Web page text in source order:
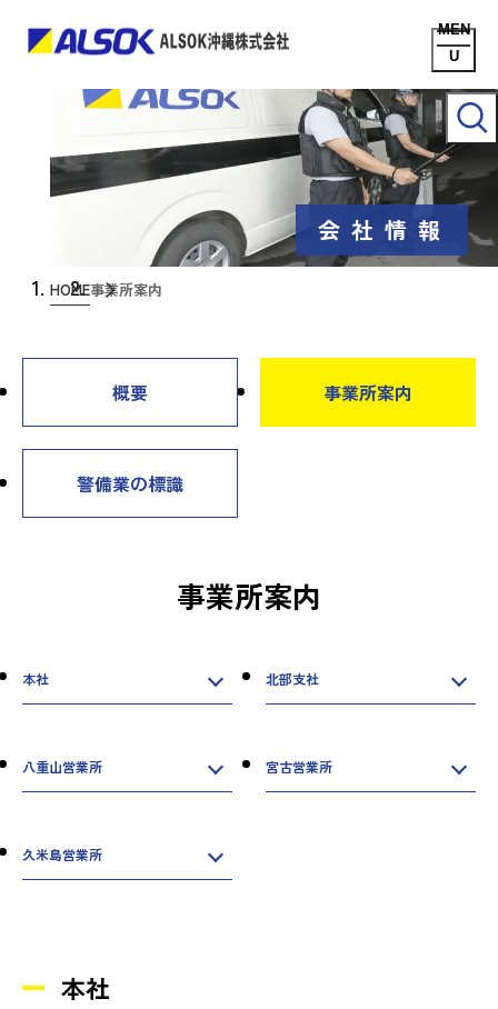
会社情報
HOME事業所案内
概要 事業所案内
警備業の標識
事業所案内
本社 北部支社
八重山営業所 宮古営業所
久米島営業所
本社